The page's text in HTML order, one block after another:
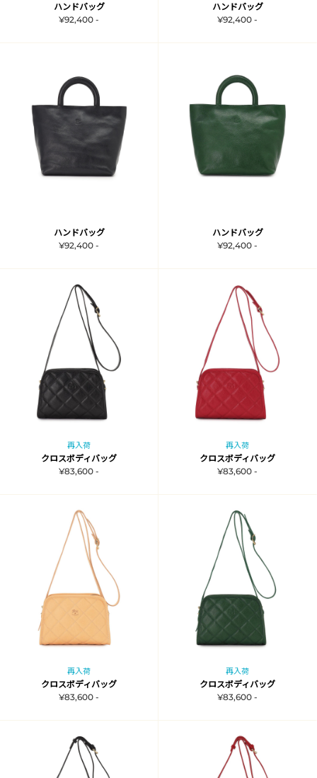
ハンドバッグ
¥92,400 -
ハンドバッグ
¥92,400 -
ハンドバッグ
¥92,400 -
ハンドバッグ
¥92,400 -
再入荷
クロスボディバッグ
¥83,600 -
再入荷
クロスボディバッグ
¥83,600 -
再入荷
クロスボディバッグ
¥83,600 -
再入荷
クロスボディバッグ
¥83,600 -